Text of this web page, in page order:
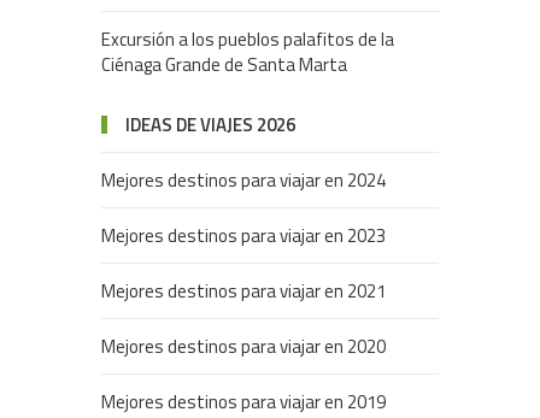
Excursión a los pueblos palafitos de la
Ciénaga Grande de Santa Marta
IDEAS DE VIAJES 2026
Mejores destinos para viajar en 2024
Mejores destinos para viajar en 2023
Mejores destinos para viajar en 2021
Mejores destinos para viajar en 2020
Mejores destinos para viajar en 2019